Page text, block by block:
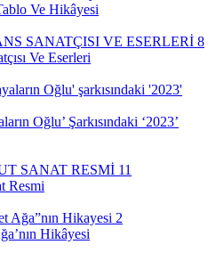
Ve Hikâyesi
Ve Eserleri
Oğlu’ Şarkısındaki ‘2023’
Resmi
Hikâyesi